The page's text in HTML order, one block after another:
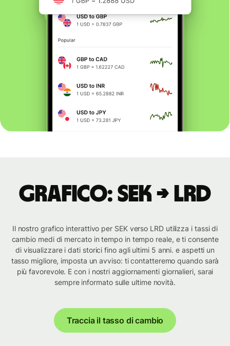
Grafico: SEK → LRD
Il nostro grafico interattivo per SEK verso LRD utilizza i tassi di
cambio medi di mercato in tempo in tempo reale, e ti consente
di visualizzare i dati storici fino agli ultimi 5 anni. e aspetti un
tasso migliore, imposta un avviso: ti contatteremo quando sarà
più favorevole. E con i nostri aggiornamenti giornalieri, sarai
sempre informato sulle ultime novità.
Traccia il tasso di cambio